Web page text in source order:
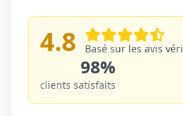
4.8 Basé sur les avis
98%
clients satisfaits